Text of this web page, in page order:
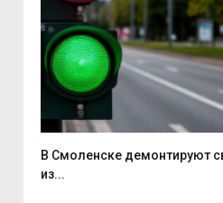
В Смоленске демонтируют
из...